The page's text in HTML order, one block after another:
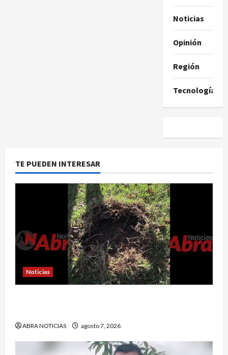
Noticias
Opinión
Región
Tecnología
TE PUEDEN INTERESAR
Noticias
ABRA NOTICIAS agosto 7, 2026